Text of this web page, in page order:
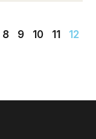
8 9 10 11
12